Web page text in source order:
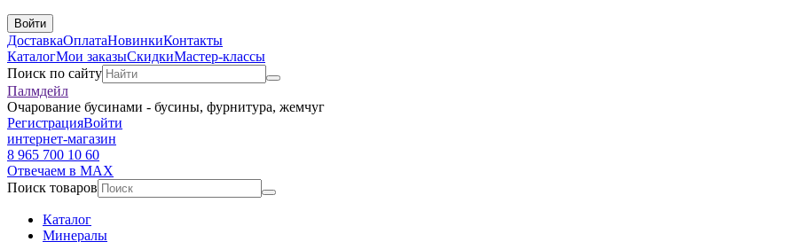
Войти
ДоставкаОплатаНовинкиКонтакты
КаталогМои заказыСкидкиМастер-классы
Поиск по сайту
Палмдейл
Очарование бусинами - бусины, фурнитура, жемчуг
РегистрацияВойти
интернет-магазин
8 965 700 10 60
Отвечаем в MAX
Поиск товаров
Каталог
Минералы